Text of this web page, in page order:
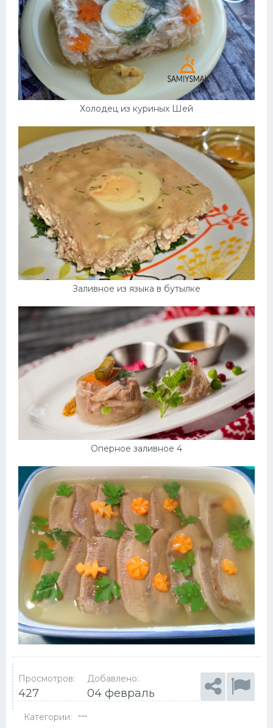
Холодец из куриных Шей
Заливное из языка в бутылке
Оперное заливное 4
Просмотров:
427
Добавлено:
04 февраль
Категории: ---